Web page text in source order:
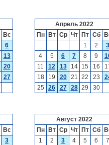
Вс
6
13
20
27
Апрель 2022
Пн
Вт Ср Чт Пт Сб
1
2
3
4
5 6 7 8 9
11
12 13 14 15 16
18
19 20 21 22 23
25
26 27 28 29 30
Вс
3
Август 2022
Пн
Вт Ср Чт Пт Сб
1
2 3 4 5 6
7